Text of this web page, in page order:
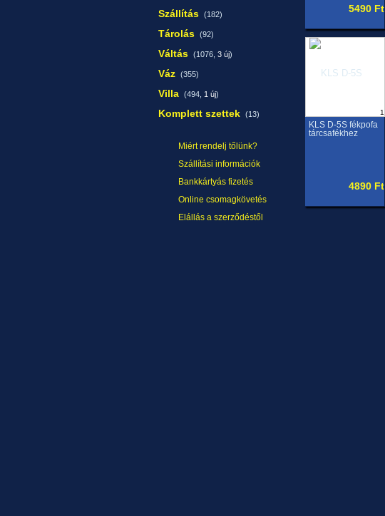
Szállítás (182)
Tárolás (92)
Váltás (1076, 3 új)
Váz (355)
Villa (494, 1 új)
Komplett szettek (13)
Miért rendelj tőlünk?
Szállítási információk
Bankkártyás fizetés
Online csomagkövetés
Elállás a szerződéstől
5490 Ft
1
KLS D-5S fékpofa
tárcsafékhez
4890 Ft